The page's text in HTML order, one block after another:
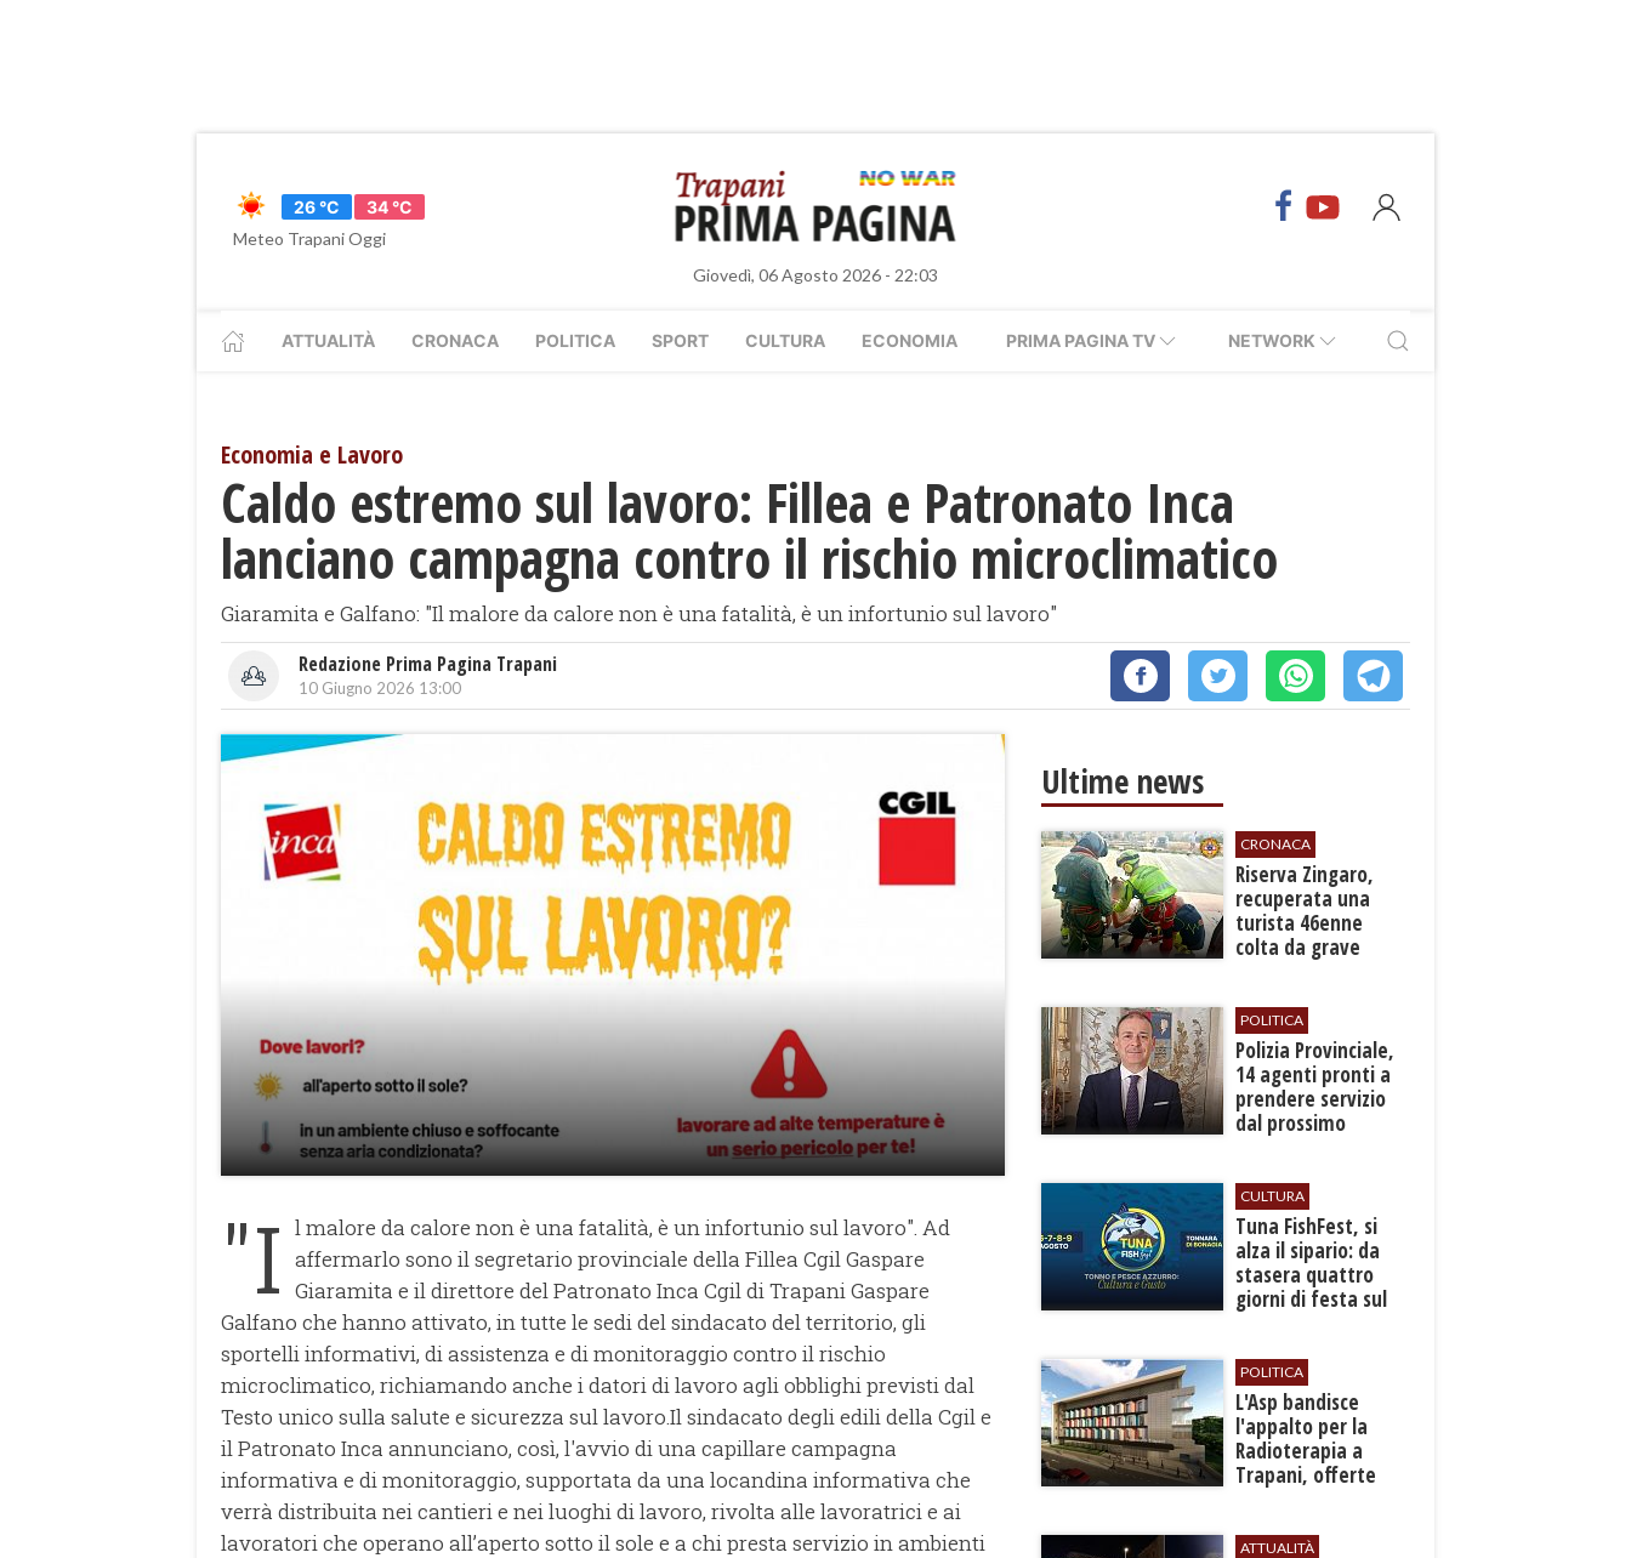
26 °C
34 °C
Meteo Trapani Oggi
Giovedì, 06 Agosto 2026 - 22:03
ATTUALITÀ CRONACA POLITICA SPORT CULTURA ECONOMIA PRIMA PAGINA TV NETWORK
Economia e Lavoro
Caldo estremo sul lavoro: Fillea e Patronato Inca
lanciano campagna contro il rischio microclimatico
Giaramita e Galfano: "Il malore da calore non è una fatalità, è un infortunio sul lavoro"
Redazione Prima Pagina Trapani
10 Giugno 2026 13:00
"I l malore da calore non è una fatalità, è un infortunio sul lavoro". Ad
affermarlo sono il segretario provinciale della Fillea Cgil Gaspare
Giaramita e il direttore del Patronato Inca Cgil di Trapani Gaspare
Galfano che hanno attivato, in tutte le sedi del sindacato del territorio, gli
sportelli informativi, di assistenza e di monitoraggio contro il rischio
microclimatico, richiamando anche i datori di lavoro agli obblighi previsti dal
Testo unico sulla salute e sicurezza sul lavoro.Il sindacato degli edili della Cgil e
il Patronato Inca annunciano, così, l'avvio di una capillare campagna
informativa e di monitoraggio, supportata da una locandina informativa che
verrà distribuita nei cantieri e nei luoghi di lavoro, rivolta alle lavoratrici e ai
lavoratori che operano all’aperto sotto il sole e a chi presta servizio in ambienti
Ultime news
CRONACA
​Riserva Zingaro,
recuperata una
turista 46enne
colta da grave
POLITICA
​Polizia Provinciale,
14 agenti pronti a
prendere servizio
dal prossimo
CULTURA
​Tuna FishFest, si
alza il sipario: da
stasera quattro
giorni di festa sul
POLITICA
L'Asp bandisce
l'appalto per la
Radioterapia a
Trapani, offerte
ATTUALITÀ